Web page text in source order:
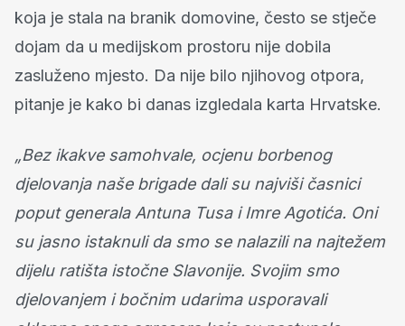
koja je stala na branik domovine, često se stječe
dojam da u medijskom prostoru nije dobila
zasluženo mjesto. Da nije bilo njihovog otpora,
pitanje je kako bi danas izgledala karta Hrvatske.
„Bez ikakve samohvale, ocjenu borbenog
djelovanja naše brigade dali su najviši časnici
poput generala Antuna Tusa i Imre Agotića. Oni
su jasno istaknuli da smo se nalazili na najtežem
dijelu ratišta istočne Slavonije. Svojim smo
djelovanjem i bočnim udarima usporavali